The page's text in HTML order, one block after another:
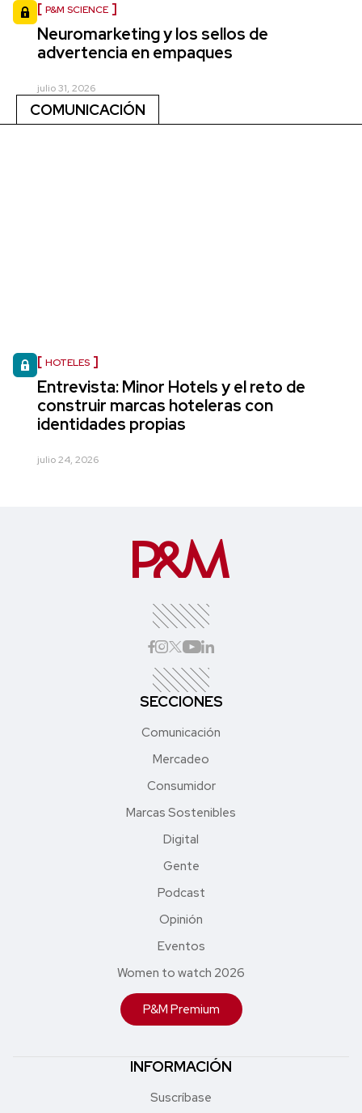
P&M SCIENCE
Neuromarketing y los sellos de
advertencia en empaques
julio 31, 2026
COMUNICACIÓN
HOTELES
Entrevista: Minor Hotels y el reto de
construir marcas hoteleras con
identidades propias
julio 24, 2026
SECCIONES
Comunicación
Mercadeo
Consumidor
Marcas Sostenibles
Digital
Gente
Podcast
Opinión
Eventos
Women to watch 2026
P&M Premium
INFORMACIÓN
Suscríbase